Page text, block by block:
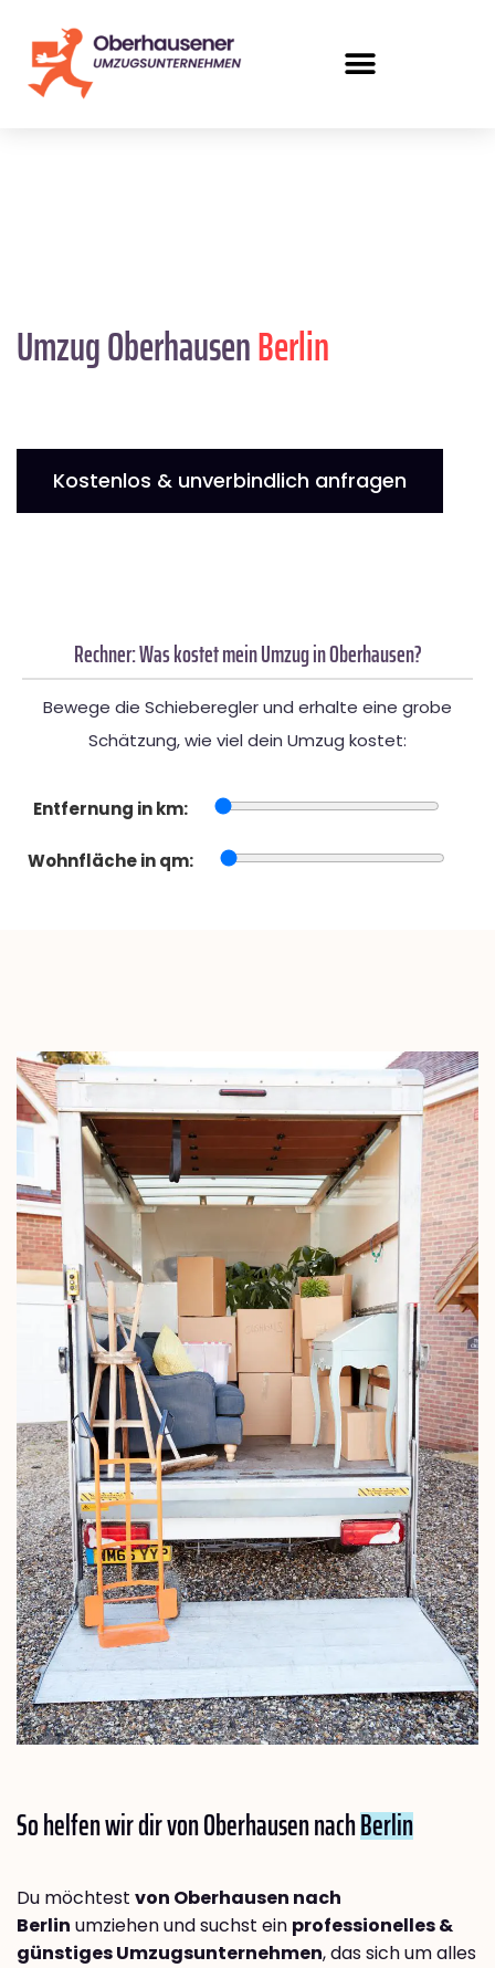
Umzug OberhausenBerlin
Kostenlos & unverbindlich anfragen
Rechner: Was kostet mein Umzug in Oberhausen?
Bewege die Schieberegler und erhalte eine grobe
Schätzung, wie viel dein Umzug kostet:
Entfernung in km:
Wohnfläche in qm:
So helfen wir dir von Oberhausen nachBerlin
Du möchtest von Oberhausen nach
Berlin umziehen und suchst ein professionelles &
günstiges Umzugsunternehmen, das sich um alles